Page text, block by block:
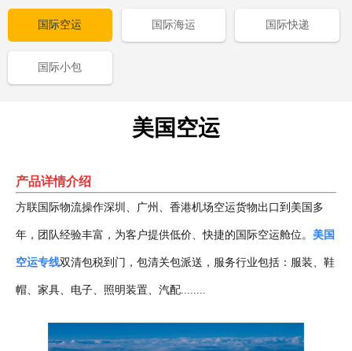
国际空运 国际海运 国际快递
国际小包
美国空运
产品详情介绍
方联国际物流操作深圳、广州、香港机场空运货物出口到美国多
年，团队经验丰富，为客户提供低价、快捷的国际空运舱位。 美国
空运专线双清包税到门，包清关包派送，服务行业包括：服装、鞋
帽、家具、电子、照明装置、汽配........